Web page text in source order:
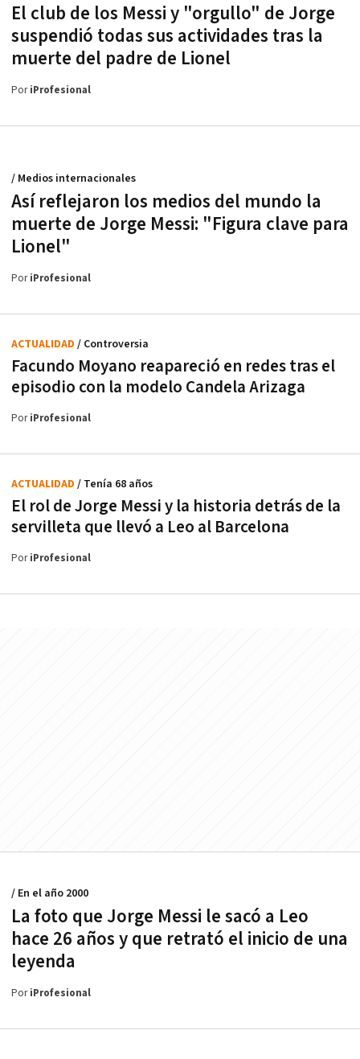
El club de los Messi y "orgullo" de Jorge
suspendió todas sus actividades tras la
muerte del padre de Lionel
PoriProfesional
Así reflejaron los medios del mundo la
muerte de Jorge Messi: "Figura clave para
Lionel"
/ Medios internacionales
PoriProfesional
Facundo Moyano reapareció en redes tras el
episodio con la modelo Candela Arizaga
ACTUALIDAD / Controversia
PoriProfesional
El rol de Jorge Messi y la historia detrás de la
servilleta que llevó a Leo al Barcelona
ACTUALIDAD / Tenía 68 años
PoriProfesional
La foto que Jorge Messi le sacó a Leo
hace 26 años y que retrató el inicio de una
leyenda
/ En el año 2000
PoriProfesional